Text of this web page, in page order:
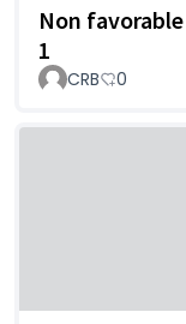
Non
1
CRB 0